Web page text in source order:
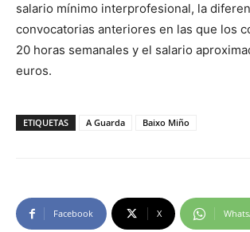
salario mínimo interprofesional, la
convocatorias anteriores en las que los
20 horas semanales y el salario
euros.
ETIQUETAS A Guarda Baixo Miño
Facebook X